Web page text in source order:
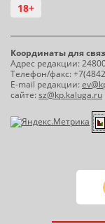
18+
Координаты для
Адрес редакции:
Телефон/факс:
E-mail редакции:
сайте:sz@kp.kaluga.ru